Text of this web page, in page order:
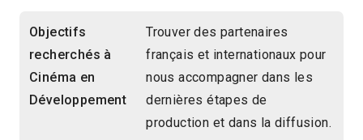
Objectifs
recherchés à
Cinéma en
Développement
Trouver des partenaires
français et internationaux pour
nous accompagner dans les
dernières étapes de
production et dans la diffusion.